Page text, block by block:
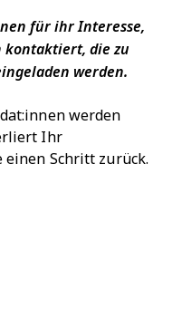
für ihr Interesse,
kontaktiert, die zu
werden.
werden
Ihr
einen Schritt zurück.